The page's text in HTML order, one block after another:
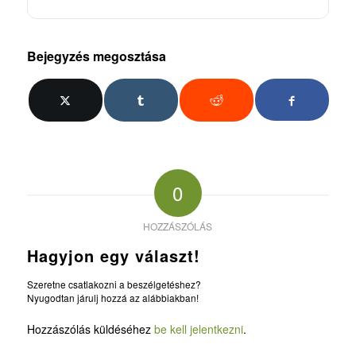
Bejegyzés megosztása
0
HOZZÁSZÓLÁS
Hagyjon egy választ!
Szeretne csatlakozni a beszélgetéshez?
Nyugodtan járulj hozzá az alábbiakban!
Hozzászólás küldéséhez be kell jelentkezni.